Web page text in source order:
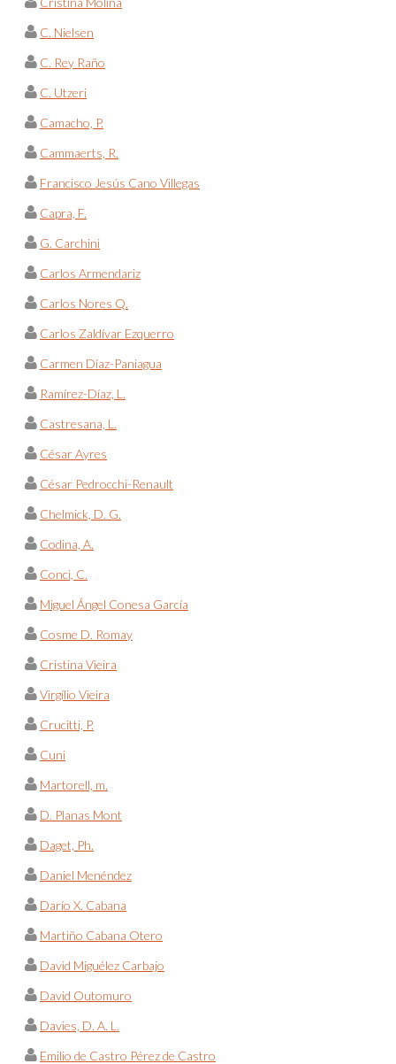
C. Nielsen
C. Rey Raño
C. Utzeri
Camacho, P.
Cammaerts, R.
Francisco Jesús Cano Villegas
Capra, F.
G. Carchini
Carlos Armendariz
Carlos Nores Q.
Carlos Zaldívar Ezquerro
Carmen Díaz-Paniagua
Ramírez-Díaz, L.
Castresana, L.
César Ayres
César Pedrocchi-Renault
Chelmick, D. G.
Codina, A.
Conci, C.
Miguel Ángel Conesa García
Cosme D. Romay
Cristina Vieira
Virgílio Vieira
Crucitti, P.
Cuni
Martorell, m.
D. Planas Mont
Daget, Ph.
Daniel Menéndez
Darío X. Cabana
Martiño Cabana Otero
David Miguélez Carbajo
David Outomuro
Davies, D. A. L.
Emilio de Castro Pérez de Castro